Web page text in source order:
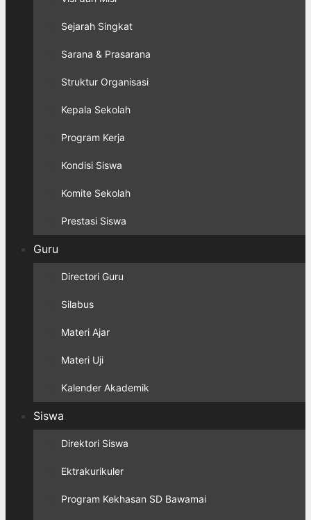
Sejarah Singkat
Sarana & Prasarana
Struktur Organisasi
Kepala Sekolah
Program Kerja
Kondisi Siswa
Komite Sekolah
Prestasi Siswa
Guru
Directori Guru
Silabus
Materi Ajar
Materi Uji
Kalender Akademik
Siswa
Direktori Siswa
Ektrakurikuler
Program Kekhasan SD Bawamai